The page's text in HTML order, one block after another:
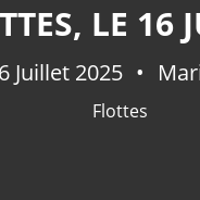
LE 16
Juillet 2025
Flottes